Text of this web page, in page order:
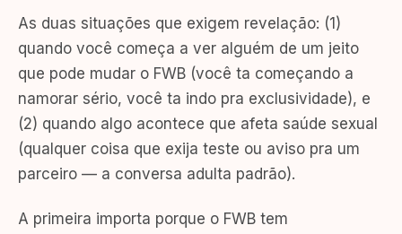
As duas situações que exigem revelação: (1)
quando você começa a ver alguém de um jeito
que pode mudar o FWB (você ta começando a
namorar sério, você ta indo pra exclusividade), e
(2) quando algo acontece que afeta saúde sexual
(qualquer coisa que exija teste ou aviso pra um
parceiro — a conversa adulta padrão).
A primeira importa porque o FWB tem